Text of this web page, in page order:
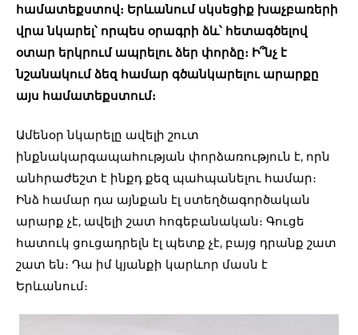
համատեքստով։ Երևանում սկսեցիք խաչբառերի
վրա նկարել՝ որպես օրագրի ձև՝ հետագծելով
օտար երկրում ապրելու ձեր փորձը։ Ի՞նչ է
նշանակում ձեզ համար գծանկարելու արարքը
այս համատեքստում։
Ամենօր նկարելը ավելի շուտ
ինքնակարգապահության փորձառություն է, որն
անհրաժեշտ է ինքդ քեզ պահպանելու համար։
Ինձ համար դա այնքան էլ ստեղծագործական
արարք չէ, ավելի շատ հոգեբանական։ Գուցե
հատուկ ցուցադրելն էլ պետք չէ, բայց դրանք շատ
շատ են։ Դա իմ կյանքի կարևոր մասն է
Երևանում։